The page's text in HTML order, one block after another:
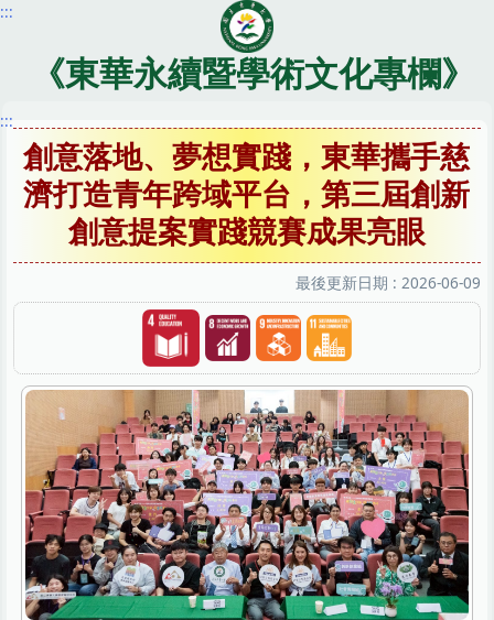
跳
內
區
:::
《東華永續暨學術文化專欄》
:::
創意落地、夢想實踐，東華攜手慈
濟打造青年跨域平台，第三屆創新
創意提案實踐競賽成果亮眼
最後更新日期 : 2026-06-09